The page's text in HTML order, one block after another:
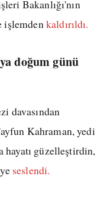
Bakanlığı'nın
işlemden kaldırıldı.
doğum günü
davasından
Kahraman, yedi
hayatı güzelleştirdin,
seslendi.